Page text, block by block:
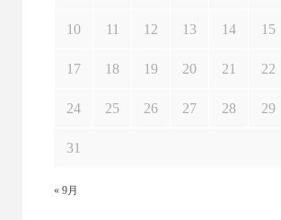
« 9月
10 11 12 13 14 15
17 18 19 20 21 22
24 25 26 27 28 29
31